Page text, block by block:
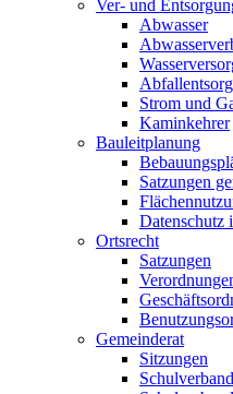
Ver- und
Abwasser
Strom und
Kaminkehrer
Bauleitplanung
Satzungen
Datenschutz
Ortsrecht
Satzungen
Gemeinderat
Sitzungen